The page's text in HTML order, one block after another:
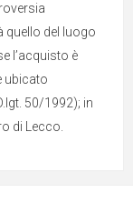
quello del luogo
l’acquisto è
ubicato
50/1992); in
di Lecco.